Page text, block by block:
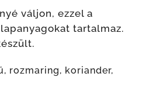
váljon, ezzel a
tartalmaz.
rozmaring, koriander,